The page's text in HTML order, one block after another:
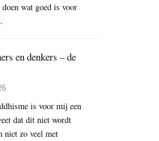
wat goed is voor
en denkers – de
is voor mij een
dat dit niet wordt
niet zo veel met